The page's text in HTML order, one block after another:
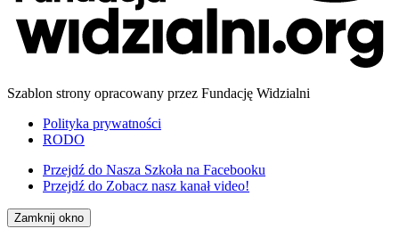
Szablon strony opracowany przez Fundację Widzialni
Polityka prywatności
RODO
Przejdź do Nasza Szkoła na Facebooku
Przejdź do Zobacz nasz kanał video!
Zamknij okno